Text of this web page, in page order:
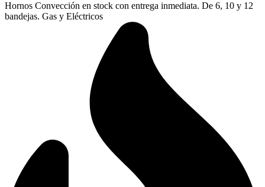
Hornos Convección en stock con entrega inmediata. De 6, 10 y 12
bandejas. Gas y Eléctricos